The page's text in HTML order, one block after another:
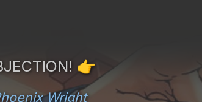
👉
Wright